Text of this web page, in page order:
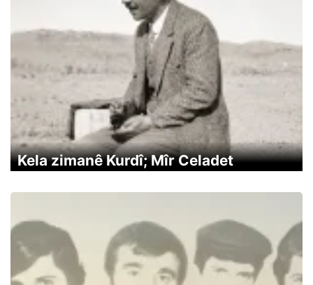
Kela zimanê Kurdî; Mîr Celadet